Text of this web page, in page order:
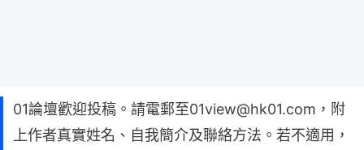
01論壇歡迎投稿。請電郵至01view@hk01.com，附
上作者真實姓名、自我簡介及聯絡方法。若不適用，